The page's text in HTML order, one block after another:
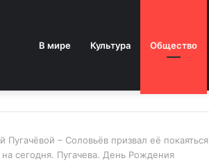
В мире Культура Общество
– Соловьёв призвал её покаяться
сегодня. Пугачева. День Рождения